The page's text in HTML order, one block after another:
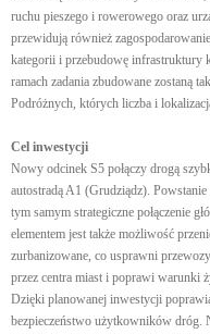
ruchu pieszego i rowerowego oraz
przewidują również
kategorii i przebudowę infrastruktury
ramach zadania zbudowane zostaną
Podróżnych, których liczba i
Cel inwestycji
Nowy odcinek S5 połączy drogą
autostradą A1 (Grudziądz).
tym samym strategiczne połączenie
elementem jest także możliwość
zurbanizowane, co usprawni
przez centra miast i poprawi warunki
Dzięki planowanej inwestycji
bezpieczeństwo użytkowników dróg.